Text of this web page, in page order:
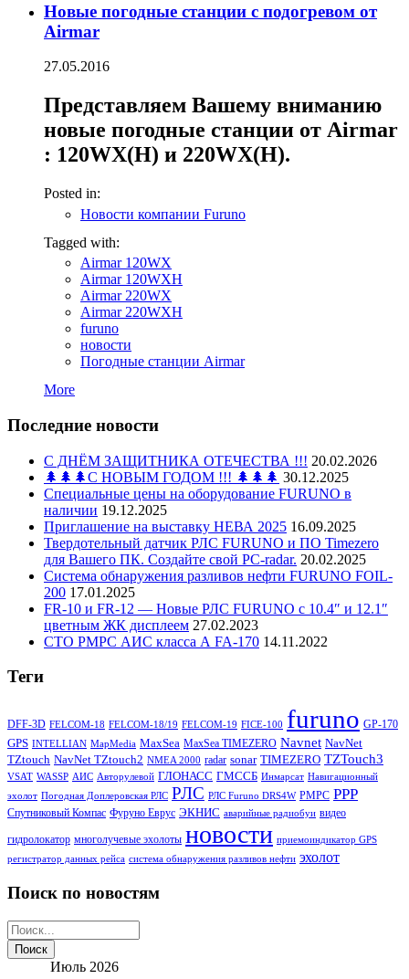
Новые погодные станции c подогревом от
Airmar
27.05.2016
Представляем Вашему вниманию
новые погодные станции от Airmar
: 120WX(H) и 220WX(H).
Posted in:
Новости компании Furuno
Tagged with:
Airmar 120WX
Airmar 120WXH
Airmar 220WX
Airmar 220WXH
furuno
новости
Погодные станции Airmar
More
Последние новости
С ДНЁМ ЗАЩИТНИКА ОТЕЧЕСТВА !!! 20.02.2026
🌲🌲🌲С НОВЫМ ГОДОМ !!! 🌲🌲🌲 30.12.2025
Специальные цены на оборудование FURUNO в
наличии 19.12.2025
Приглашение на выставку НЕВА 2025 16.09.2025
Твердотельный датчик РЛС FURUNO и ПО Timezero
для Вашего ПК. Создайте свой PC-radar. 20.02.2025
Система обнаружения разливов нефти FURUNO FOIL-
200 17.01.2025
FR-10 и FR-12 — Новые РЛС FURUNO c 10.4″ и 12.1″
цветным ЖК дисплеем 27.02.2023
СТО РМРС АИС класса А FA-170 14.11.2022
Теги
DFF-3D FELCOM-18 FELCOM-18/19 FELCOM-19 FICE-100 furuno GP-170
GPS INTELLIAN MapMedia MaxSea MaxSea TIMEZERO Navnet NavNet
TZtouch NavNet TZtouch2 NMEA 2000 radar sonar TIMEZERO TZTouch3
VSAT WASSP АИС Авторулевой ГЛОНАСС ГМССБ Инмарсат Навигационный
эхолот Погодная Доплеровская РЛС РЛС РЛС Furuno DRS4W РМРС РРР
Спутниковый Компас Фуруно Еврус ЭКНИС аварийные радиобуи видео
гидролокатор многолучевые эхолоты новости приемоиндикатор GPS
регистратор данных рейса система обнаружения разливов нефти эхолот
Поиск по новостям
Июль 2026